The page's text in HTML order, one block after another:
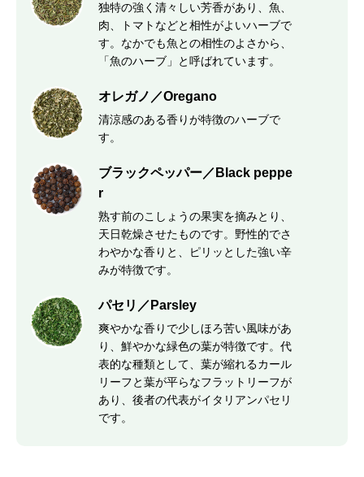
独特の強く清々しい芳香があり、魚、
肉、トマトなどと相性がよいハーブで
す。なかでも魚との相性のよさから、
「魚のハーブ」と呼ばれています。
オレガノ／Oregano
清涼感のある香りが特徴のハーブで
す。
ブラックペッパー／Black peppe
r
熟す前のこしょうの果実を摘みとり、
天日乾燥させたものです。野性的でさ
わやかな香りと、ピリッとした強い辛
みが特徴です。
パセリ／Parsley
爽やかな香りで少しほろ苦い風味があ
り、鮮やかな緑色の葉が特徴です。代
表的な種類として、葉が縮れるカール
リーフと葉が平らなフラットリーフが
あり、後者の代表がイタリアンパセリ
です。